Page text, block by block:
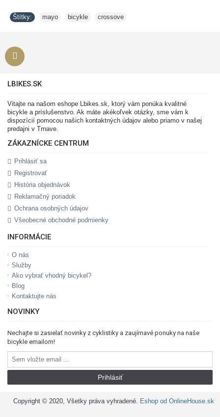
Štítky: mayo bicykle crossove
LBIKES.SK
Vitajte na našom eshope Lbikes.sk, ktorý vám ponúka kvalitné
bicykle a príslušenstvo. Ak máte akékoľvek otázky, sme vám k
dispozícií pomocou našich kontaktných údajov alebo priamo v našej
predajni v Trnave.
ZÁKAZNÍCKE CENTRUM
Prihlásiť sa
Registrovať
História objednávok
Reklamačný poriadok
Ochrana osobných údajov
Všeobecné obchodné podmienky
INFORMÁCIE
O nás
Služby
Ako vybrať vhodný bicykel?
Blog
Kontaktujte nás
NOVINKY
Nechajte si zasielať novinky z cyklistiky a zaujímavé ponuky na naše
bicykle emailom!
Prihlásiť
Copyright © 2020, Všetky práva vyhradené. Eshop od OnlineHouse.sk